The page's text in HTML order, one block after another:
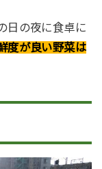
日の夜に食卓に
度が良い野菜は